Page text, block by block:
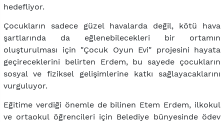
hedefliyor.
Çocukların sadece güzel havalarda değil, kötü hava
şartlarında da eğlenebilecekleri bir ortamın
oluşturulması için "Çocuk Oyun Evi" projesini hayata
geçireceklerini belirten Erdem, bu sayede çocukların
sosyal ve fiziksel gelişimlerine katkı sağlayacaklarını
vurguluyor.
Eğitime verdiği önemle de bilinen Etem Erdem, ilkokul
ve ortaokul öğrencileri için Belediye bünyesinde ödev